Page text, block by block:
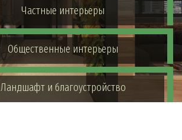
Частные интерьеры
Общественные интерьеры
Ландшафт и благоустройство